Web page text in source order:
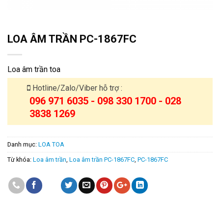
LOA ÂM TRẦN PC-1867FC
Loa âm trần toa
Hotline/Zalo/Viber hỗ trợ :
096 971 6035 - 098 330 1700 - 028
3838 1269
Danh mục: LOA TOA
Từ khóa: Loa âm trần Loa âm trần PC-1867FC PC-1867FC